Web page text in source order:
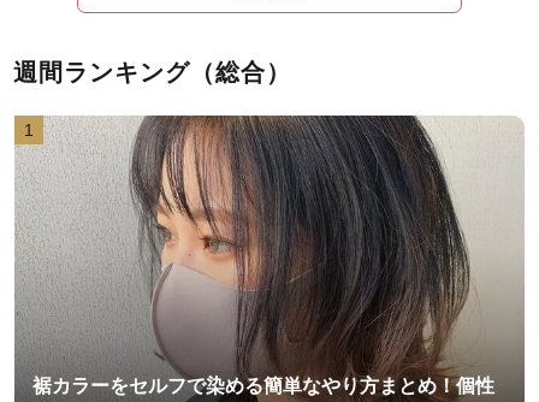
週間ランキング（総合）
1
裾カラーをセルフで染める簡単なやり方まとめ！個性